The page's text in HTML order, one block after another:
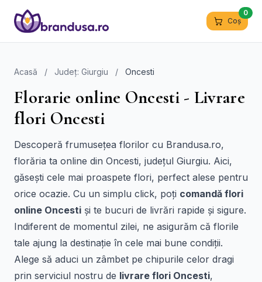
Coș
0
Acasă / Județ: Giurgiu / Oncesti
Florarie online Oncesti - Livrare
flori Oncesti
Descoperă frumusețea florilor cu Brandusa.ro,
florăria ta online din Oncesti, județul Giurgiu. Aici,
găsești cele mai proaspete flori, perfect alese pentru
orice ocazie. Cu un simplu click, poți comandă flori
online Oncesti și te bucuri de livrări rapide și sigure.
Indiferent de momentul zilei, ne asigurăm că florile
tale ajung la destinație în cele mai bune condiții.
Alege să aduci un zâmbet pe chipurile celor dragi
prin serviciul nostru de livrare flori Oncesti,